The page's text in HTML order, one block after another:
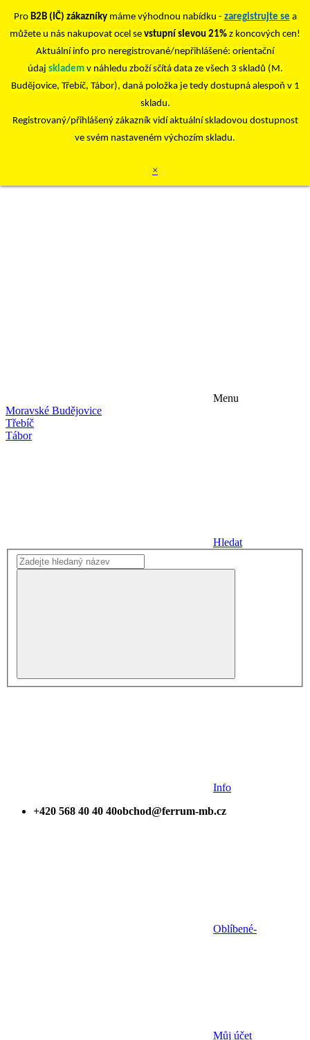
Pro B2B (IČ) zákazníkymáme výhodnou nabídku - zaregistrujte se a
můžete u nás nakupovat ocel se vstupní slevou 21% z koncových cen!
Aktuální info pro neregistrované/nepřihlášené: orientační
údaj skladem v náhledu zboží sčítá data ze všech 3 skladů (M.
Budějovice, Třebíč, Tábor), daná položka je tedy dostupná alespoň v 1
skladu.
Registrovaný/přihlášený zákazník vidí aktuální skladovou dostupnost
ve svém nastaveném výchozím skladu.
×
Menu
Moravské Budějovice
Třebíč
Tábor
Hledat
Info
+420 568 40 40 40obchod@ferrum-mb.cz
Oblíbené-
Můj účet